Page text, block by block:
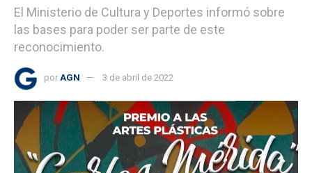
El Ministerio de Cultura y Deportes informó sobre
las bases para poder ser parte de este
reconocimiento.
por AGN 3 de abril de 2022